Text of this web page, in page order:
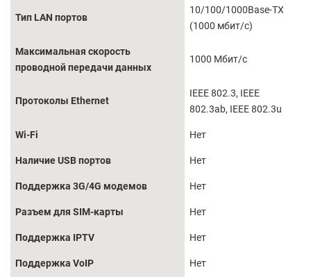
Тип LAN портов
10/100/1000Base-TX
(1000 мбит/с)
Максимальная скорость
проводной передачи данных
1000 Мбит/с
Протоколы Ethernet
IEEE 802.3, IEEE
802.3ab, IEEE 802.3u
Wi-Fi Нет
Наличие USB портов Нет
Поддержка 3G/4G модемов Нет
Разъем для SIM-карты Нет
Поддержка IPTV Нет
Поддержка VoIP Нет